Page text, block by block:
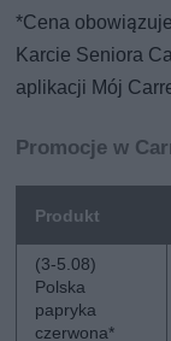
*Cena
Karcie Seniora
aplikacji Mój
Promocje w
Produkt
(3-5.08)
Polska
papryka
czerwona*